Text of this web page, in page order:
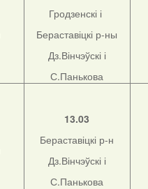
Гродзенскі і
Бераставіцкі р-ны
Дз.Вінчэўскі і
С.Панькова
13.03
Бераставіцкі р-н
Дз.Вінчэўскі і
С.Панькова